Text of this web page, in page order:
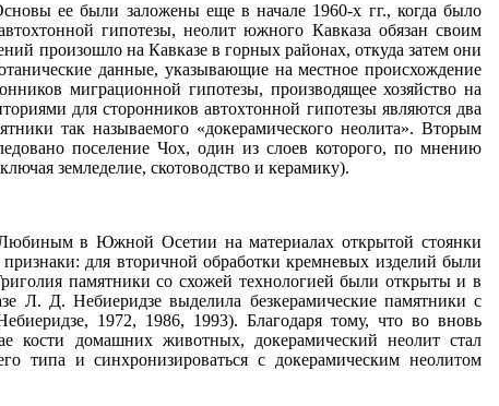
ее были заложены еще в начале 1960-х гг., когда было
гипотезы, неолит южного Кавказа обязан своим
произошло на Кавказе в горных районах, откуда затем они
данные, указывающие на местное происхождение
миграционной гипотезы, производящее хозяйство на
для сторонников автохтонной гипотезы являются два
так называемого «докерамического неолита». Вторым
поселение Чох, один из слоев которого, по мнению
земледелие, скотоводство и керамику).
в Южной Осетии на материалах открытой стоянки
для вторичной обработки кремневых изделий были
памятники со схожей технологией были открыты и в
Л. Д. Небиеридзе выделила безкерамические памятники с
1972, 1986, 1993). Благодаря тому, что во вновь
кости домашних животных, докерамический неолит стал
типа и синхронизироваться с докерамическим неолитом